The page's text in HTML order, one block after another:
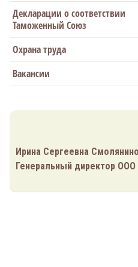
Декларации о соответствии
Таможенный Союз
Охрана труда
Вакансии
Ирина Сергеевна
Генеральный директор ООО